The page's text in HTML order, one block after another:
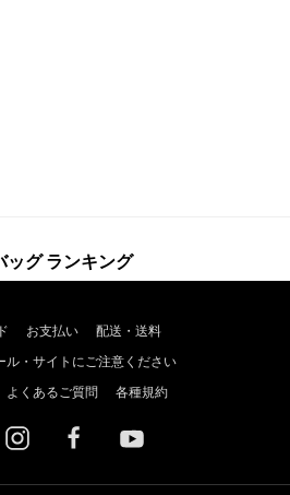
グ ランキング
お支払い
配送・送料
ル・サイトにご注意ください
よくあるご質問 各種規約